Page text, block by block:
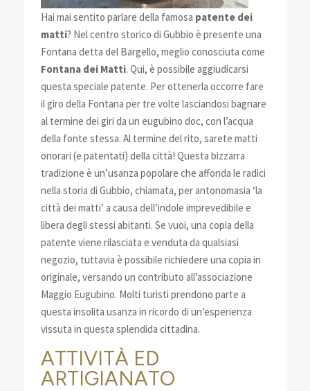
Hai mai sentito parlare della famosa patente dei
matti? Nel centro storico di Gubbio è presente una
Fontana detta del Bargello, meglio conosciuta come
Fontana dei Matti. Qui, è possibile aggiudicarsi
questa speciale patente. Per ottenerla occorre fare
il giro della Fontana per tre volte lasciandosi bagnare
al termine dei giri da un eugubino doc, con l’acqua
della fonte stessa. Al termine del rito, sarete matti
onorari (e patentati) della città! Questa bizzarra
tradizione è un’usanza popolare che affonda le radici
nella storia di Gubbio, chiamata, per antonomasia ‘la
città dei matti’ a causa dell’indole imprevedibile e
libera degli stessi abitanti. Se vuoi, una copia della
patente viene rilasciata e venduta da qualsiasi
negozio, tuttavia è possibile richiedere una copia in
originale, versando un contributo all’associazione
Maggio Eugubino. Molti turisti prendono parte a
questa insolita usanza in ricordo di un’esperienza
vissuta in questa splendida cittadina.
ATTIVITÀ ED
ARTIGIANATO